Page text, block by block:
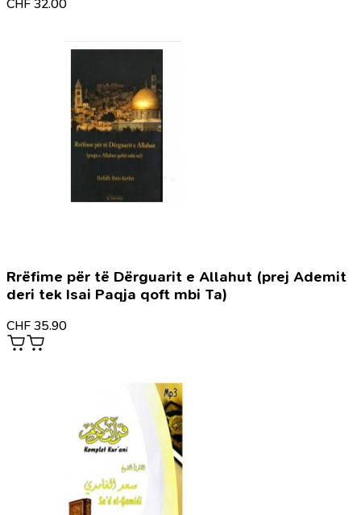
CHF 32.00
Rrëfime për të Dërguarit e Allahut (prej Ademit
deri tek Isai Paqja qoft mbi Ta)
CHF 35.90